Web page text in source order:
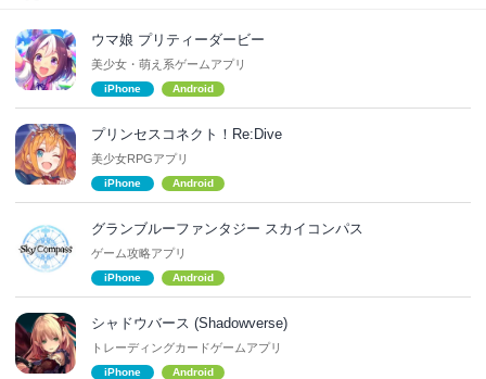
ウマ娘 プリティーダービー
美少女・萌え系ゲームアプリ
iPhone Android
プリンセスコネクト！Re:Dive
美少女RPGアプリ
iPhone Android
グランブルーファンタジー スカイコンパス
ゲーム攻略アプリ
iPhone Android
シャドウバース (Shadowverse)
トレーディングカードゲームアプリ
iPhone Android